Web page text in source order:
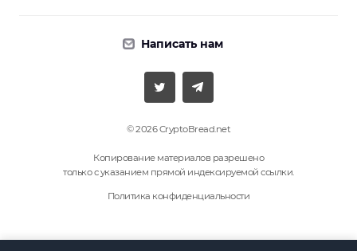
Написать нам
© 2026 CryptoBread.net
Копирование материалов разрешено
только с указанием прямой индексируемой ссылки.
Политика конфиденциальности